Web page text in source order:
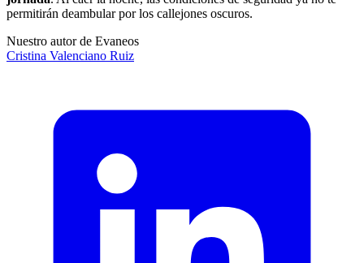
permitirán deambular por los callejones oscuros.
Nuestro autor de Evaneos
Cristina Valenciano Ruiz